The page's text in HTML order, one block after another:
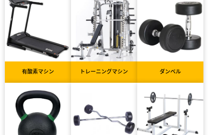
有酸素マシン トレーニングマシン ダンベル